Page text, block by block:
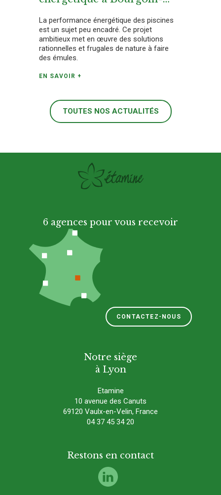
La performance énergétique des piscines
est un sujet peu encadré. Ce projet
ambitieux met en œuvre des solutions
rationnelles et frugales de nature à faire
des émules.
EN SAVOIR +
TOUTES NOS ACTUALITÉS
6 agences pour vous recevoir
CONTACTEZ-NOUS
Notre siège
à Lyon
Etamine
10 avenue des Canuts
69120 Vaulx-en-Velin, France
04 37 45 34 20
Restons en contact